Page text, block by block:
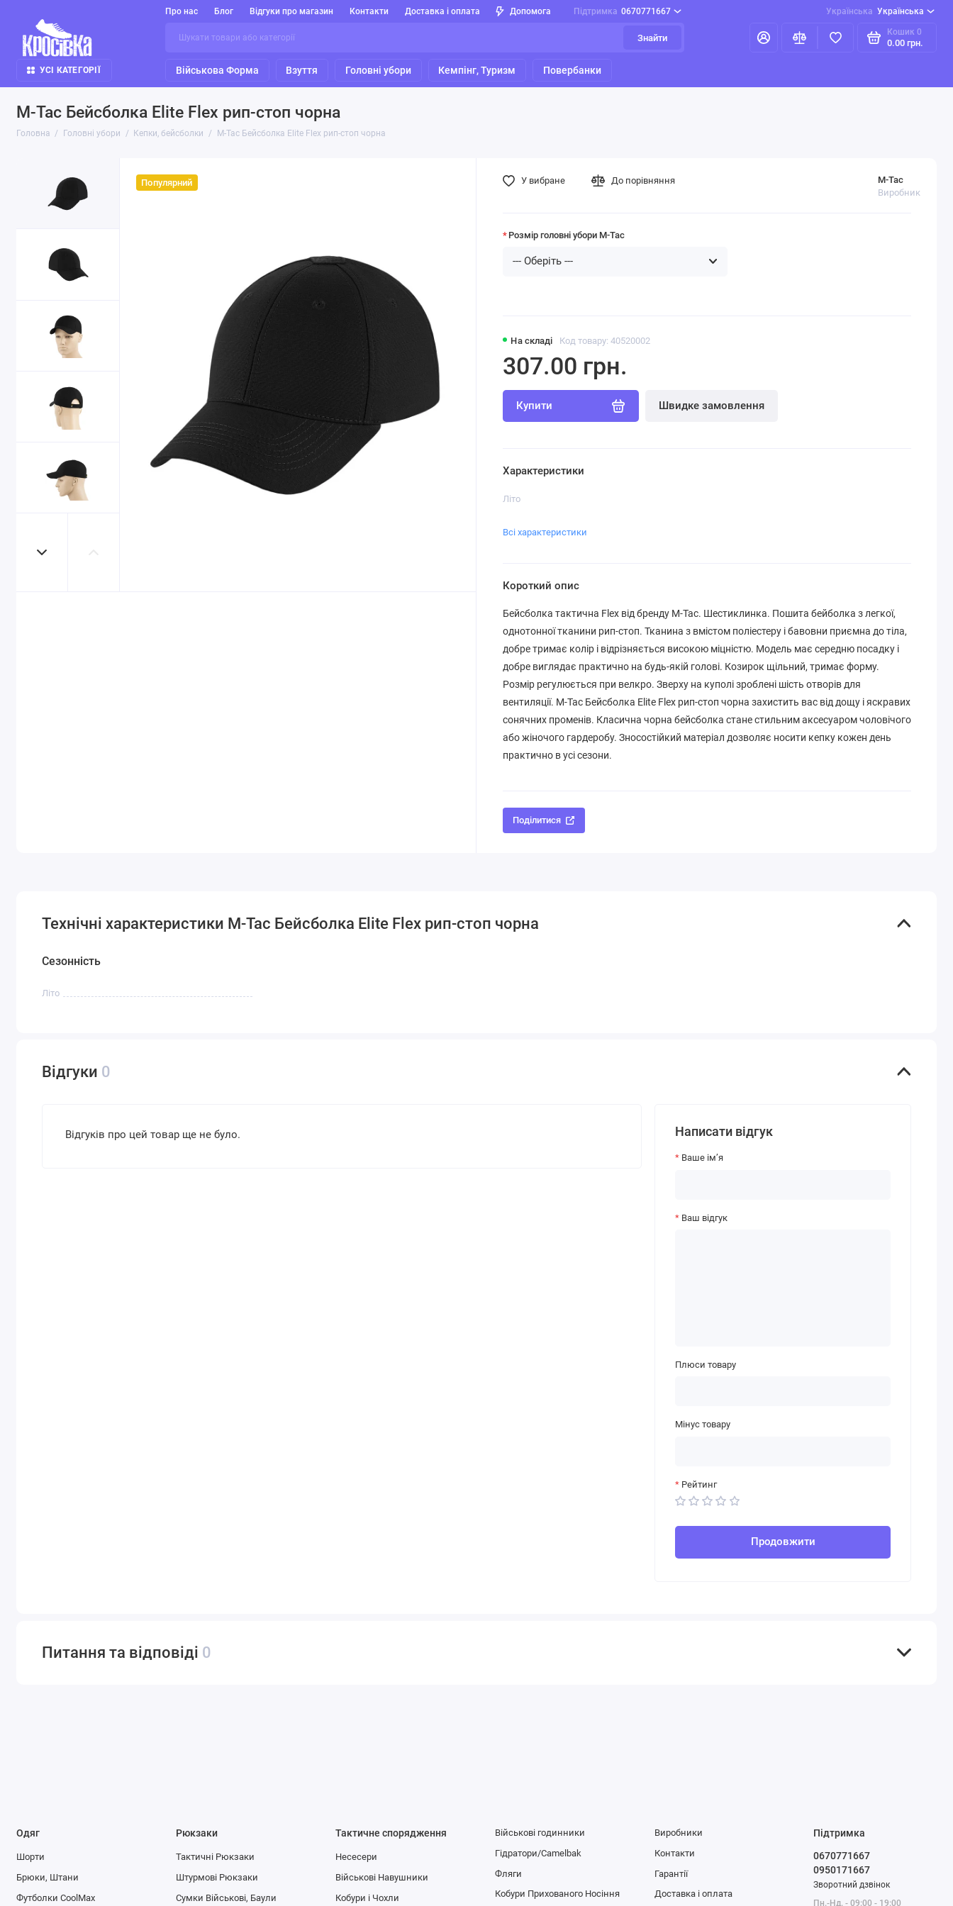
Про нас Блог Відгуки про магазин Контакти Доставка і оплата Допомога Підтримка 0670771667 Українська Українська
Знайти
Кошик 0
0.00 грн.
УСІ КАТЕГОРІЇ Військова Форма Взуття Головні убори Кемпінг, Туризм Повербанки
M-Tac Бейсболка Elite Flex рип-стоп чорна
Головна Головні убори Кепки, бейсболки M-Tac Бейсболка Elite Flex рип-стоп чорна
Популярний
На складі Код товару: 40520002
M-Tac
Виробник
307.00 грн.
Купити Швидке замовлення
У вибране До порівняння
Розмір головні убори M-Tac
Характеристики
Літо
Всі характеристики
Короткий опис
Бейсболка тактична Flex від бренду M-Tac. Шестиклинка. Пошита бейболка з легкої,
однотонної тканини рип-стоп. Тканина з вмістом поліестеру і бавовни приємна до тіла,
добре тримає колір і відрізняється високою міцністю. Модель має середню посадку і
добре виглядає практично на будь-якій голові. Козирок щільний, тримає форму.
Розмір регулюється при велкро. Зверху на куполі зроблені шість отворів для
вентиляції. M-Tac Бейсболка Elite Flex рип-стоп чорна захистить вас від дощу і яскравих
сонячних променів. Класична чорна бейсболка стане стильним аксесуаром чоловічого
або жіночого гардеробу. Зносостійкий матеріал дозволяє носити кепку кожен день
практично в усі сезони.
Поділитися
Технічні характеристики M-Tac Бейсболка Elite Flex рип-стоп чорна
Сезонність
Літо
Відгуки 0
Відгуків про цей товар ще не було. Написати відгук
Ваше ім’я
Ваш відгук
Плюси товару
Мінус товару
Рейтинг
Продовжити
Питання та відповіді 0
Одяг
Шорти
Брюки, Штани
Футболки CoolMax
Рюкзаки
Тактичні Рюкзаки
Штурмові Рюкзаки
Сумки Військові, Баули
Тактичне спорядження
Несесери
Військові Навушники
Кобури і Чохли
Військові годинники
Гідратори/Camelbak
Фляги
Кобури Прихованого Носіння
Виробники
Контакти
Гарантії
Доставка і оплата
Підтримка
0670771667
0950171667
Зворотний дзвінок
Пн.-Нд. - 09:00 - 19:00